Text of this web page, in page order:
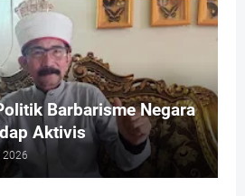
Barbarisme Negara
Aktivis
2026